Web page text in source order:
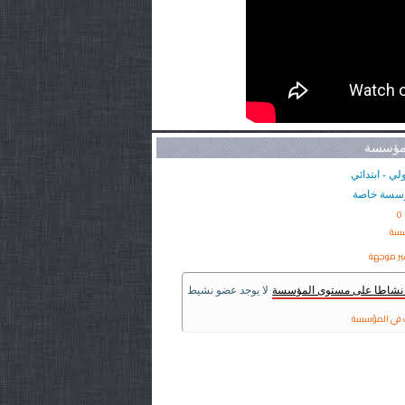
- ابتدائي
خاصة
0
موجهة
نشاطا على مستوى المؤسسة لا يوجد عضو نشيط
المؤسسة